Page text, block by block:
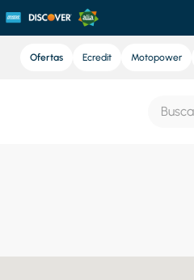
Ofertas Ecredit Motopower
sound